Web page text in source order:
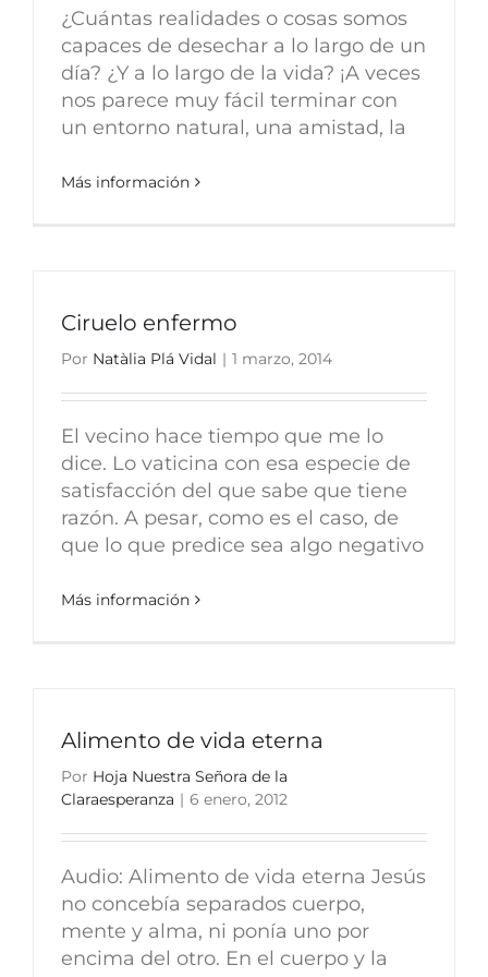
¿Cuántas realidades o cosas somos
capaces de desechar a lo largo de un
día? ¿Y a lo largo de la vida? ¡A veces
nos parece muy fácil terminar con
un entorno natural, una amistad, la
Más información
Ciruelo enfermo
Por Natàlia Plá Vidal | 1 marzo, 2014
El vecino hace tiempo que me lo
dice. Lo vaticina con esa especie de
satisfacción del que sabe que tiene
razón. A pesar, como es el caso, de
que lo que predice sea algo negativo
Más información
Alimento de vida eterna
Por Hoja Nuestra Señora de la
Claraesperanza | 6 enero, 2012
Audio: Alimento de vida eterna Jesús
no concebía separados cuerpo,
mente y alma, ni ponía uno por
encima del otro. En el cuerpo y la